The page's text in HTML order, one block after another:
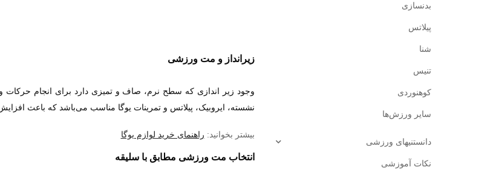
بدنسازی
پیلاتس
شنا
تنیس
کوهنوردی
سایر ورزش‌ها
دانستنیهای ورزشی
نکات آموزشی
زیرانداز و مت ورزشی
وجود زیر اندازی که سطح نرم، صاف و تمیزی دارد برای انجام
نشسته، ایروبیک، پیلاتس و تمرینات یوگا مناسب می‌باشد که باعث
بیشتر بخوانید: راهنمای خرید لوازم یوگا
انتخاب مت ورزشی مطابق با سلیقه